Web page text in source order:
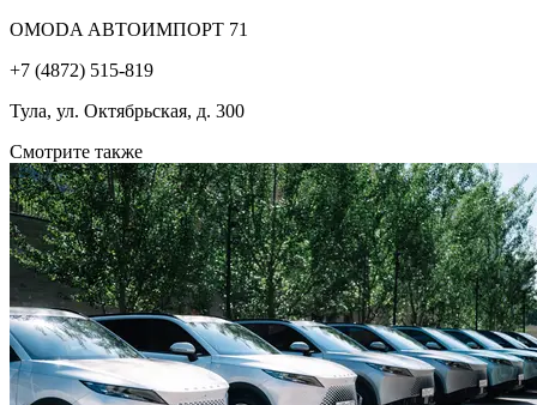
OMODA АВТОИМПОРТ 71
+7 (4872) 515-819
Тула, ул. Октябрьская, д. 300
Смотрите также